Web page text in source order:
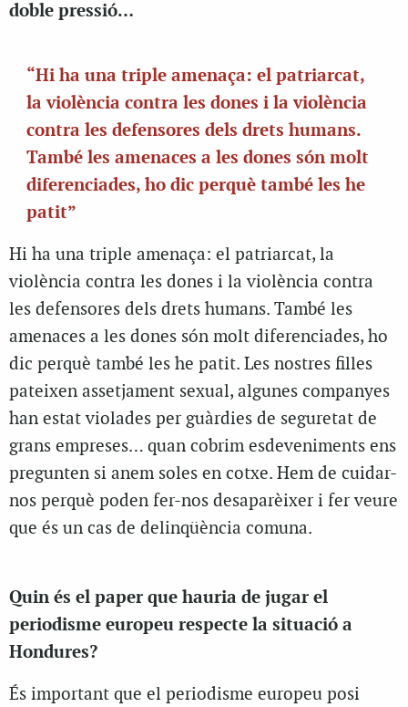
doble pressió…
“Hi ha una triple amenaça: el patriarcat,
la violència contra les dones i la violència
contra les defensores dels drets humans.
També les amenaces a les dones són molt
diferenciades, ho dic perquè també les he
patit”
Hi ha una triple amenaça: el patriarcat, la
violència contra les dones i la violència contra
les defensores dels drets humans. També les
amenaces a les dones són molt diferenciades, ho
dic perquè també les he patit. Les nostres filles
pateixen assetjament sexual, algunes companyes
han estat violades per guàrdies de seguretat de
grans empreses… quan cobrim esdeveniments ens
pregunten si anem soles en cotxe. Hem de cuidar-
nos perquè poden fer-nos desaparèixer i fer veure
que és un cas de delinqüència comuna.
Quin és el paper que hauria de jugar el
periodisme europeu respecte la situació a
Hondures?
És important que el periodisme europeu posi